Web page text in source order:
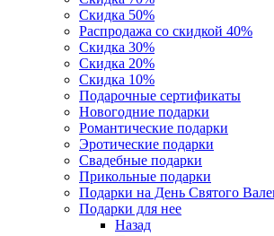
Скидка 50%
Распродажа со скидкой 40%
Скидка 30%
Скидка 20%
Скидка 10%
Подарочные сертификаты
Новогодние подарки
Романтические подарки
Эротические подарки
Свадебные подарки
Прикольные подарки
Подарки на День Святого
Подарки для нее
Назад